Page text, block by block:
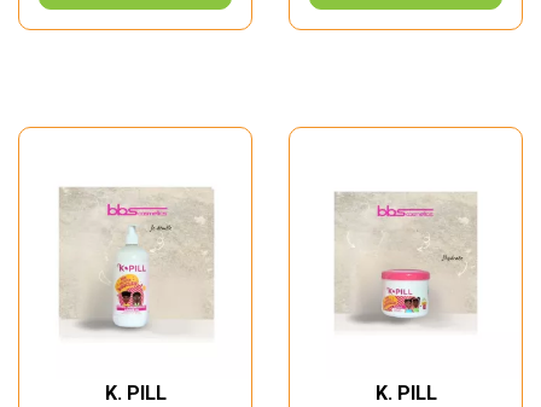
K. PILL K. PILL